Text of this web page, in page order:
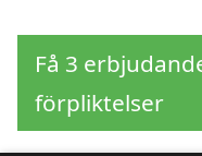
Få 3
förpliktelser